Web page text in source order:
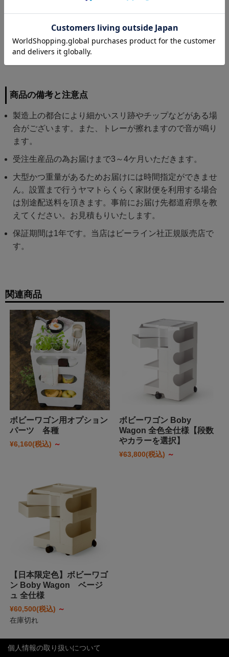
素材
ABS樹脂、スチール、ポリプロピレン(キャ
スター)
商品の備考と注意点
製造上の都合により細かいスリ跡やチップなどがある場
合がございます。また、トレーが擦れますので音が鳴り
ます。
受注生産品の為お届けまで3～4ケ月いただきます。
大型かつ重量があるためお届けには時間指定ができませ
ん。設置まで行うヤマトらくらく家財便を利用する場合
は別途配送料を頂きます。事前にお届け先都道府県を教
えてください。お見積もりいたします。
保証期間は1年です。当店はビーライン社正規販売店で
す。
関連商品
ボビーワゴン用オプション
パーツ 各種
¥6,160(税込) ～
ボビーワゴン Boby
Wagon 全色全仕様【段数
やカラーを選択】
¥63,800(税込) ～
【日本限定色】ボビーワゴ
ン Boby Wagon ベージ
ュ 全仕様
¥60,500(税込) ～
在庫切れ
個人情報の取り扱いについて